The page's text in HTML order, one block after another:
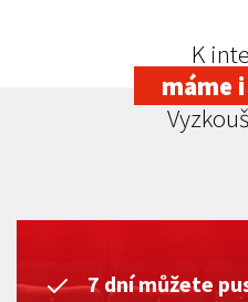
K
máme
7 dní můžete